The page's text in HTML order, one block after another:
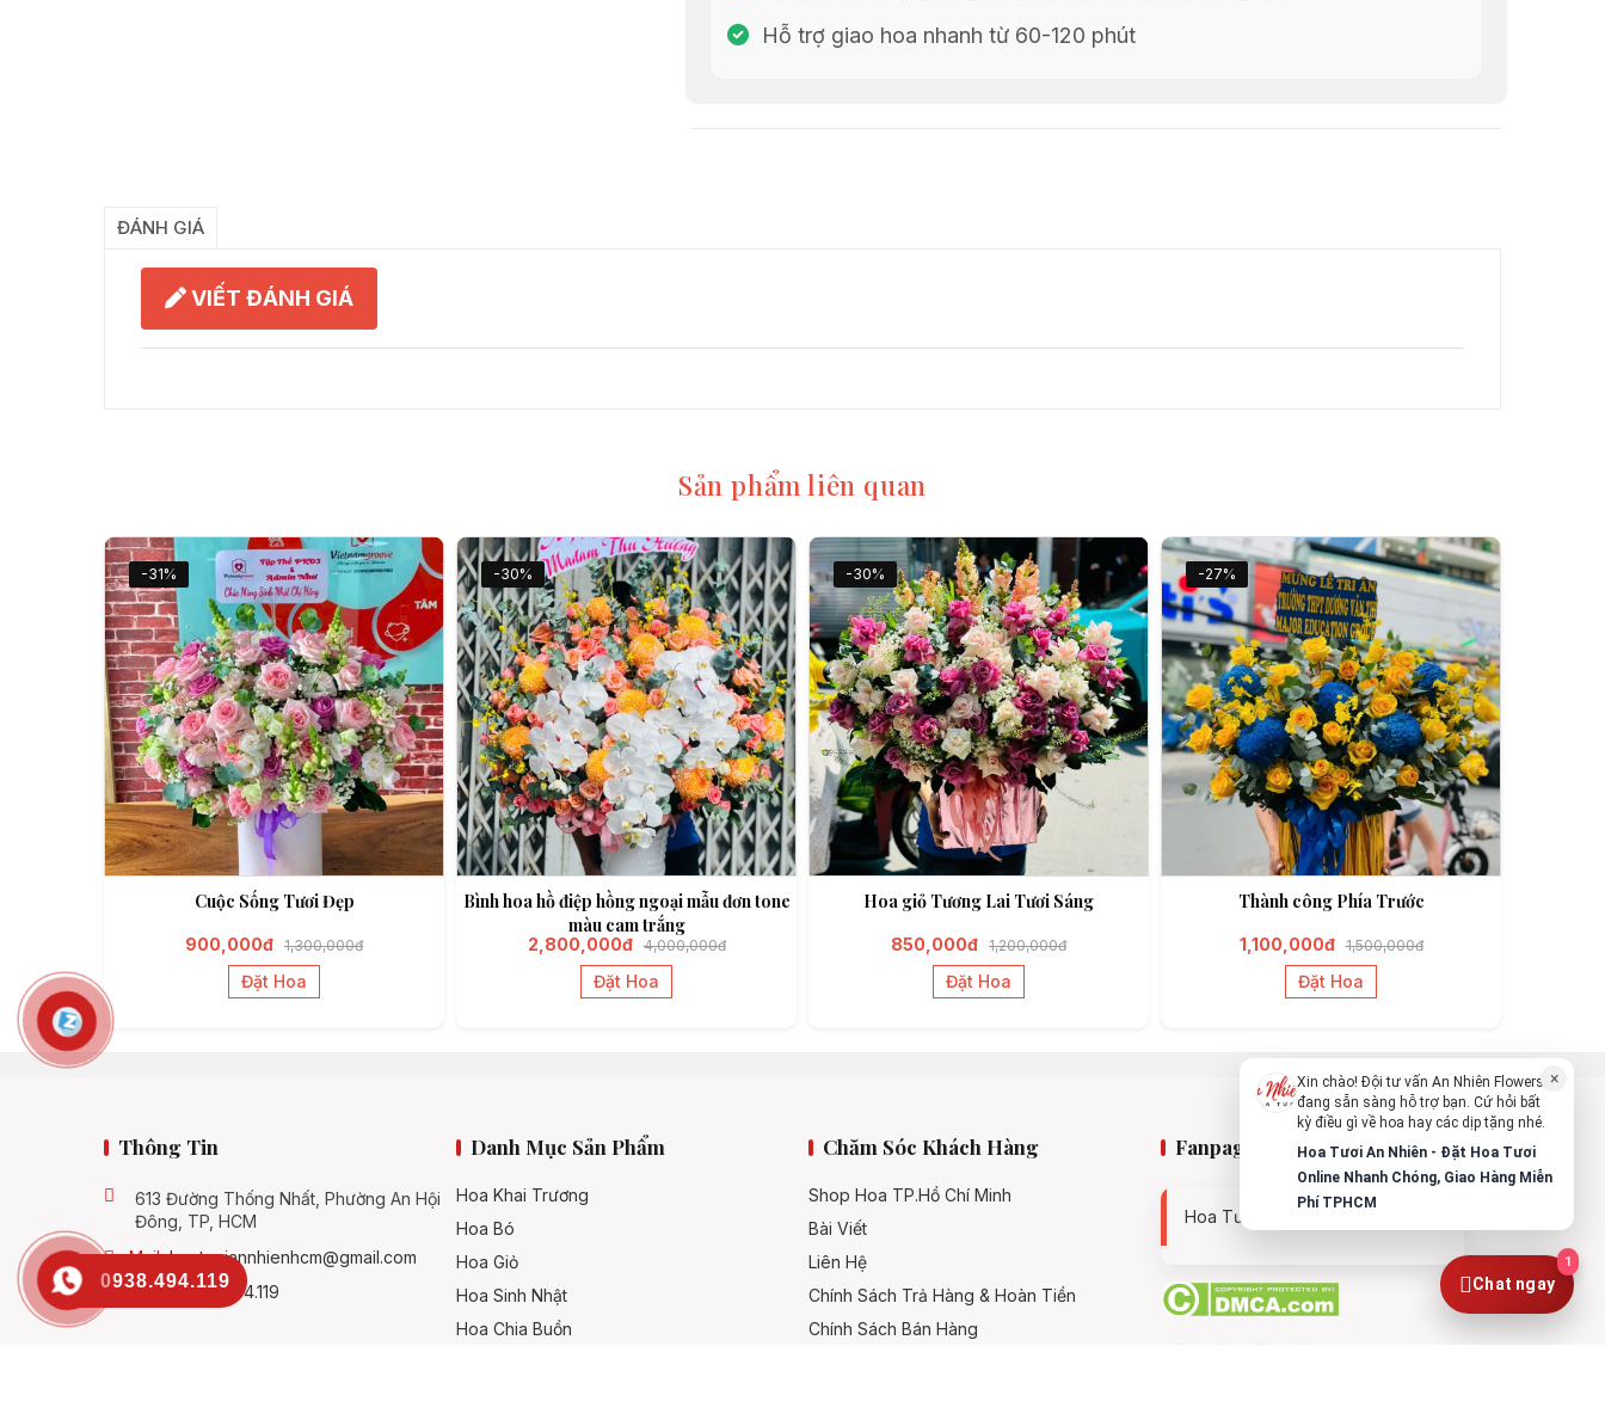
Hỗ trợ giao hoa nhanh từ 60-120 phút
ĐÁNH GIÁ
VIẾT ĐÁNH GIÁ
Sản phẩm liên quan
-31%
Cuộc Sống Tươi Đẹp
900,000đ 1,300,000đ
Đặt Hoa
-30%
Bình hoa hồ điệp hồng ngoại mẫu đơn tone
màu cam trắng
2,800,000đ 4,000,000đ
Đặt Hoa
-30%
Hoa giỏ Tương Lai Tươi Sáng
850,000đ 1,200,000đ
Đặt Hoa
-27%
Thành công Phía Trước
1,100,000đ 1,500,000đ
Đặt Hoa
Thông Tin
613 Đường Thống Nhất, Phường An Hội
Đông, TP, HCM
Mail: hoatuoiannhienhcm@gmail.com
SĐT: 0938.494.119
Danh Mục Sản Phẩm
Hoa Khai Trương
Hoa Bó
Hoa Giỏ
Hoa Sinh Nhật
Hoa Chia Buồn
Chăm Sóc Khách Hàng
Shop Hoa TP.Hồ Chí Minh
Bài Viết
Liên Hệ
Chính Sách Trả Hàng & Hoàn Tiền
Chính Sách Bán Hàng
Fanpage
Hoa Tươi An Nhiên - 0938494119
0938.494.119
×
Xin chào! Đội tư vấn An Nhiên Flowers
đang sẵn sàng hỗ trợ bạn. Cứ hỏi bất
kỳ điều gì về hoa hay các dịp tặng nhé.
Hoa Tươi An Nhiên - Đặt Hoa Tươi
Online Nhanh Chóng, Giao Hàng Miễn
Phí TPHCM
Chat ngay
1
An Nhiên Flowers
Tư vấn nhanh trong vài phút
Chào bạn, mình có thể hỗ trợ chọn hoa